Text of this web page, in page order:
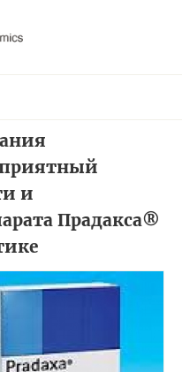
и
Прадакса®